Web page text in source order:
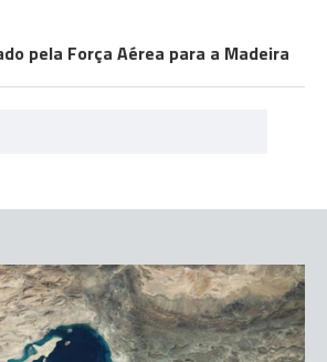
pela Força Aérea para a Madeira